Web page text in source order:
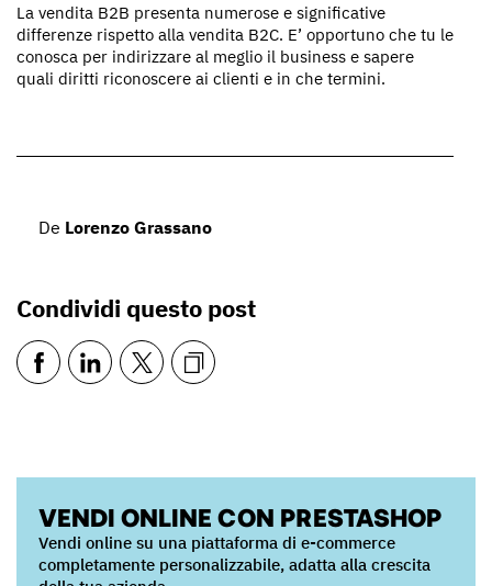
La vendita B2B presenta numerose e significative
differenze rispetto alla vendita B2C. E’ opportuno che tu le
conosca per indirizzare al meglio il business e sapere
quali diritti riconoscere ai clienti e in che termini.
De Lorenzo Grassano
Condividi questo post
VENDI ONLINE CON PRESTASHOP
Vendi online su una piattaforma di e-commerce
completamente personalizzabile, adatta alla crescita